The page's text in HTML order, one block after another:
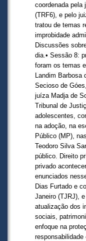
coordenada pela
(TRF6), e pelo
tratou de temas
improbidade
Discussões
dia.​• Sessão 8:
foram os temas
Landim Barbosa
Secioso de
juíza Madja de
Tribunal de
adolescentes,
na adoção, na
Público (MP),
Teodoro Silva
público. Direito
privado
enunciados
Dias Furtado e
Janeiro (TJRJ),
atualização dos
sociais,
enfoque na